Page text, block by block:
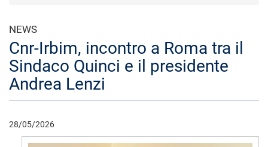
NEWS
Cnr-Irbim, incontro a Roma tra il
Sindaco Quinci e il presidente
Andrea Lenzi
28/05/2026